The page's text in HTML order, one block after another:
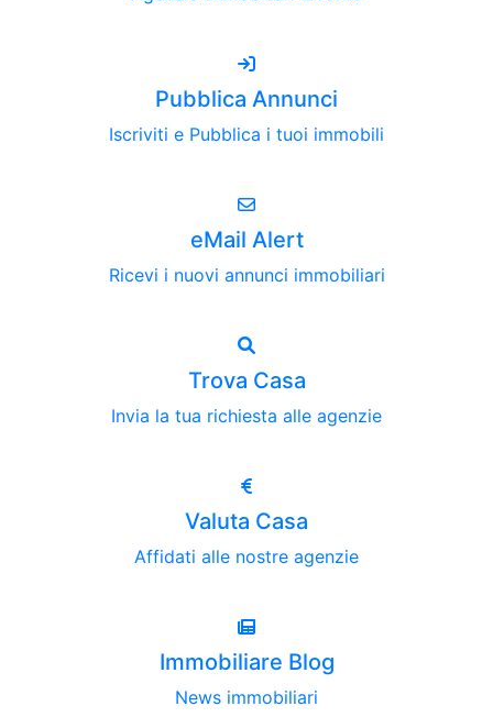
Pubblica Annunci
Iscriviti e Pubblica i tuoi immobili
eMail Alert
Ricevi i nuovi annunci immobiliari
Trova Casa
Invia la tua richiesta alle agenzie
Valuta Casa
Affidati alle nostre agenzie
Immobiliare Blog
News immobiliari